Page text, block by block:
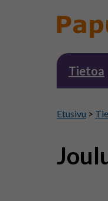
Tietoa
Etusivu >